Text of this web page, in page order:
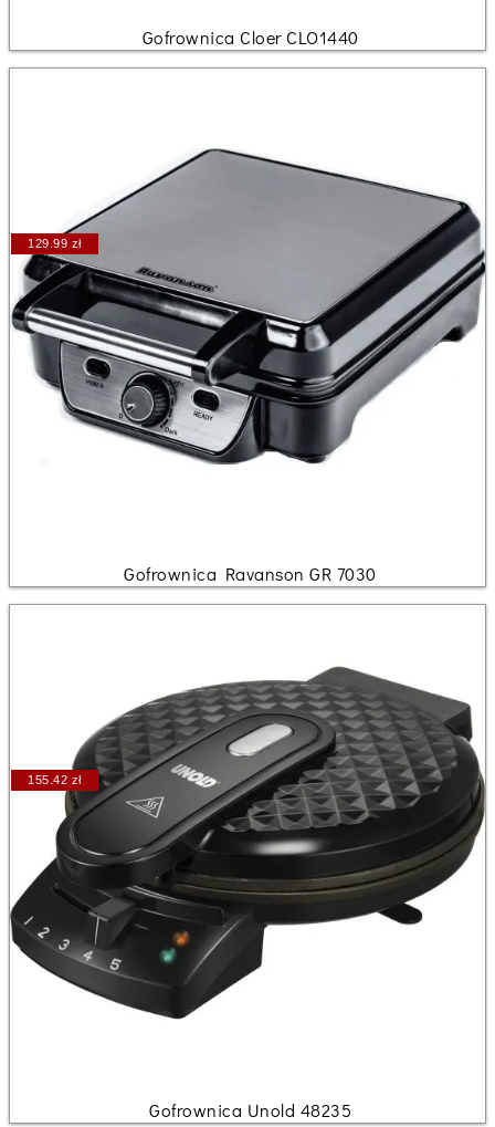
Gofrownica Cloer CLO1440
129.99 zł
Gofrownica Ravanson GR 7030
155.42 zł
Gofrownica Unold 48235